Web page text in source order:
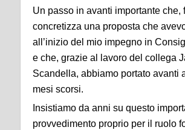
Un passo in avanti importante che,
concretizza una proposta che
all’inizio del mio impegno in
e che, grazie al lavoro del collega
Scandella, abbiamo portato avanti
mesi scorsi.
Insistiamo da anni su questo
provvedimento proprio per il ruolo